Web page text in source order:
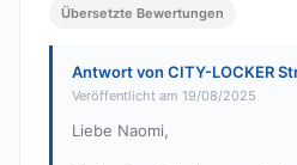
Übersetzte Bewertungen
Antwort von CITY-LOCKER
Veröffentlicht am 19/08/2025
Liebe Naomi,